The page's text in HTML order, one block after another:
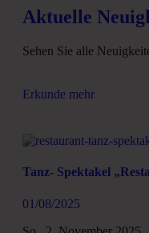
Tanz- Spektakel
01/08/2025
Aktuelle
Sehen Sie alle
Erkunde mehr